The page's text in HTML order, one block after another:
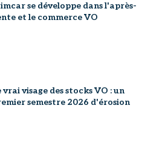
se développe dans l'après-
et le commerce VO
vrai visage des stocks VO : un
semestre 2026 d'érosion